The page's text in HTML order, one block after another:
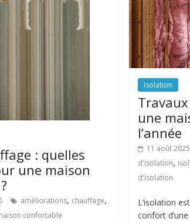
: quelles
une maison
améliorations, chauffage,
confortable
Isolation
une
l’année
11 août 2025
d'isolation,
d'isolation
L’isolation
confort